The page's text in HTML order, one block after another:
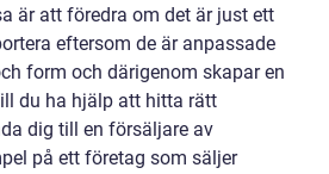
är att föredra om det är just ett
eftersom de är anpassade
form och därigenom skapar en
du ha hjälp att hitta rätt
dig till en försäljare av
på ett företag som säljer